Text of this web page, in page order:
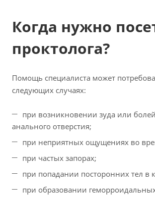
Когда нужно
проктолога?
Помощь специалиста может
следующих случаях:
при возникновении зуда или
анального отверстия;
при неприятных ощущениях во
при частых запорах;
при попадании посторонних тел в
при образовании